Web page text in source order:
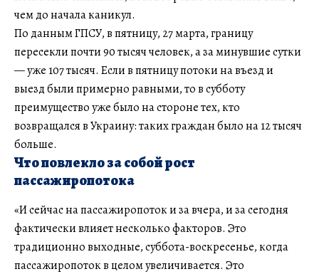
чем до начала каникул.
По данным ГПСУ, в пятницу, 27 марта, границу
пересекли почти 90 тысяч человек, а за минувшие сутки
— уже 107 тысяч. Если в пятницу потоки на въезд и
выезд были примерно равными, то в субботу
преимущество уже было на стороне тех, кто
возвращался в Украину: таких граждан было на 12 тысяч
больше.
Что повлекло за собой рост
пассажиропотока
«И сейчас на пассажиропоток и за вчера, и за сегодня
фактически влияет несколько факторов. Это
традиционно выходные, суббота-воскресенье, когда
пассажиропоток в целом увеличивается. Это